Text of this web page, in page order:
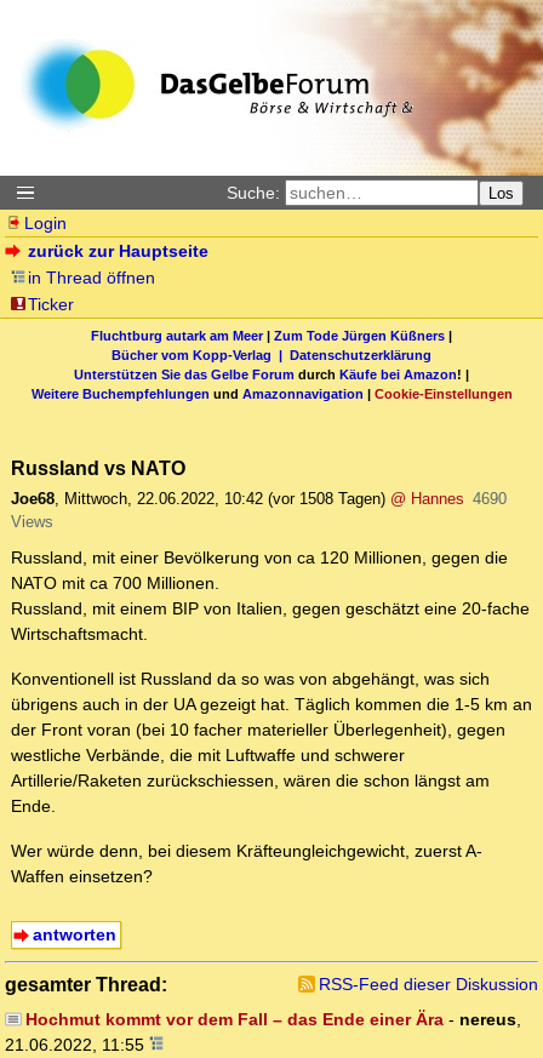
Suche: Los
Login
zurück zur Hauptseite
in Thread öffnen
Ticker
Fluchtburg autark am Meer| Zum Tode Jürgen Küßners |
Bücher vom Kopp-Verlag | Datenschutzerklärung
Unterstützen Sie das Gelbe Forum durch Käufe bei Amazon! |
Weitere Buchempfehlungen und Amazonnavigation | Cookie-Einstellungen
Russland vs NATO
Joe68, Mittwoch, 22.06.2022, 10:42 (vor 1508 Tagen) @ Hannes 4690
Views
Russland, mit einer Bevölkerung von ca 120 Millionen, gegen die
NATO mit ca 700 Millionen.
Russland, mit einem BIP von Italien, gegen geschätzt eine 20-fache
Wirtschaftsmacht.
Konventionell ist Russland da so was von abgehängt, was sich
übrigens auch in der UA gezeigt hat. Täglich kommen die 1-5 km an
der Front voran (bei 10 facher materieller Überlegenheit), gegen
westliche Verbände, die mit Luftwaffe und schwerer
Artillerie/Raketen zurückschiessen, wären die schon längst am
Ende.
Wer würde denn, bei diesem Kräfteungleichgewicht, zuerst A-
Waffen einsetzen?
antworten
gesamter Thread:
RSS-Feed dieser Diskussion
Hochmut kommt vor dem Fall – das Ende einer Ära- nereus,
21.06.2022, 11:55